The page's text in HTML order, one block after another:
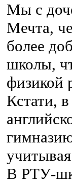
Мы с
Мечта,
более
школы,
физикой
Кстати,
В РТУ-